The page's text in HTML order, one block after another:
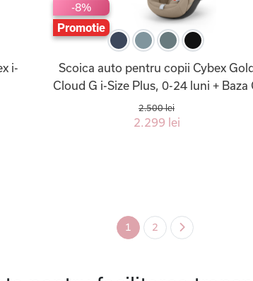
i-
-8%
Promotie
Scoica auto pentru copii Cybex
Cloud G i-Size Plus, 0-24 luni + Baza
2.500 lei
2.299 lei
1 2